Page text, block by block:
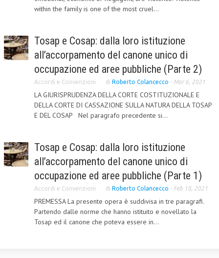
within the family is one of the most cruel...
Tosap e Cosap: dalla loro istituzione
all’accorpamento del canone unico di
occupazione ed aree pubbliche (Parte 2)
Accordi e Convenzioni di Roberto Colancecco - Mar 6, 2021
LA GIURISPRUDENZA DELLA CORTE COSTITUZIONALE E
DELLA CORTE DI CASSAZIONE SULLA NATURA DELLA TOSAP
E DEL COSAP Nel paragrafo precedente si...
Tosap e Cosap: dalla loro istituzione
all’accorpamento del canone unico di
occupazione ed aree pubbliche (Parte 1)
Accordi e Convenzioni di Roberto Colancecco - Feb 18, 2021
PREMESSA La presente opera è suddivisa in tre paragrafi.
Partendo dalle norme che hanno istituito e novellato la
Tosap ed il canone che poteva essere in...